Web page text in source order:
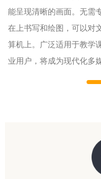
能呈现清晰的画面。无需
在上书写和绘图，可以对
算机上。广泛适用于教学
业用户，将成为现代化多